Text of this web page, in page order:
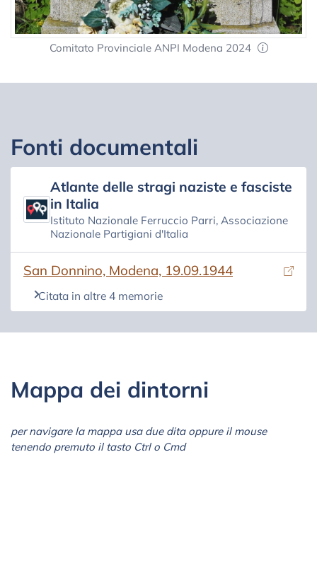
Comitato Provinciale ANPI Modena 2024
Fonti documentali
Atlante delle stragi naziste e fasciste
in Italia
Istituto Nazionale Ferruccio Parri, Associazione
Nazionale Partigiani d'Italia
San Donnino, Modena, 19.09.1944
(si apre in una nuova scheda)
Citata in altre 4 memorie
Mappa dei dintorni
per navigare la mappa usa due dita oppure il mouse
tenendo premuto il tasto Ctrl o Cmd